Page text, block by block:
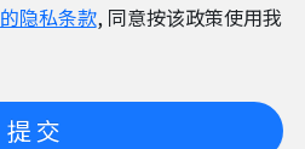
的隐私条款, 同意按该政策使用我
提 交